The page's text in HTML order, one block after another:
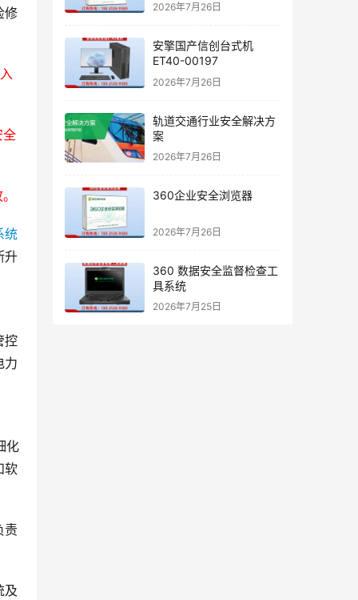
修
全
统
升
控
力
化
软
责
及
2026年7月26日
安擎国产信创台式机
ET40-00197
2026年7月26日
轨道交通行业安全解决方
案
2026年7月26日
360企业安全浏览器
2026年7月26日
360 数据安全监督检查工
具系统
2026年7月25日